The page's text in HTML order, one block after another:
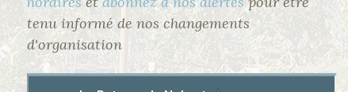
tenu informé de nos changements
d'organisation